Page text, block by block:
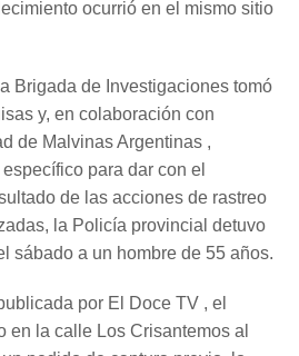
ocurrió en el mismo sitio
Brigada de Investigaciones tomó
y, en colaboración con
de Malvinas Argentinas ,
para dar con el
de las acciones de rastreo
la Policía provincial detuvo
sábado a un hombre de 55 años.
por El Doce TV , el
en la calle Los Crisantemos al